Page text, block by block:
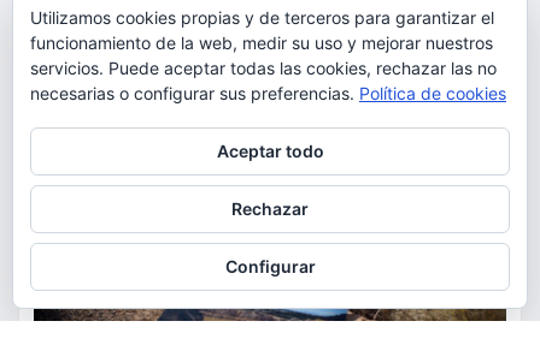
Utilizamos cookies propias y de terceros para garantizar el
funcionamiento de la web, medir su uso y mejorar nuestros
servicios. Puede aceptar todas las cookies, rechazar las no
necesarias o configurar sus preferencias. Política de cookies
Aceptar todo
Rechazar
Configurar
Para obtener más información, incluido cómo gestionar las cookies,